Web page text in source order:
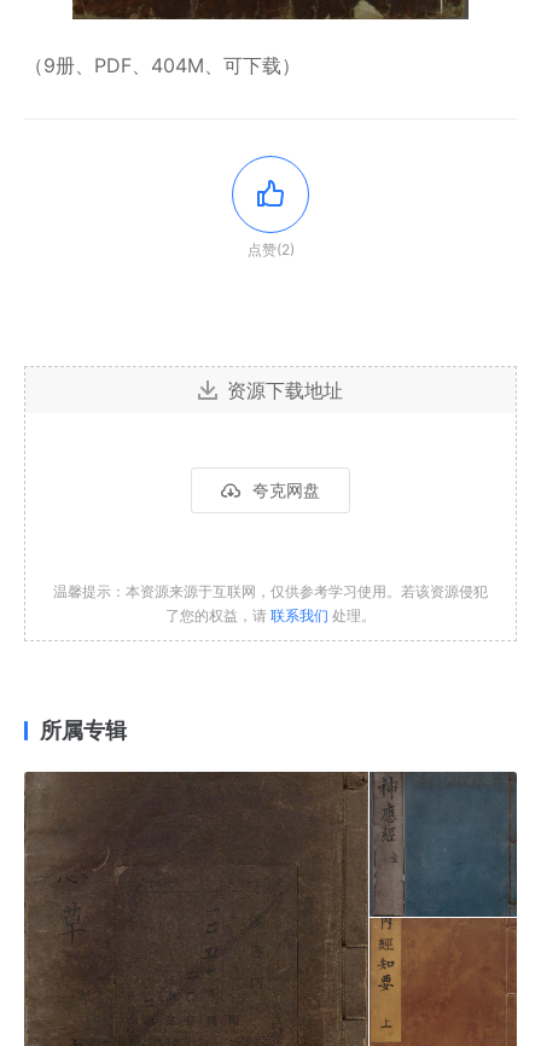
（9册、PDF、404M、可下载）
点赞(2)
资源下载地址
夸克网盘
温馨提示：本资源来源于互联网，仅供参考学习使用。若该资源侵犯
了您的权益，请 联系我们 处理。
所属专辑